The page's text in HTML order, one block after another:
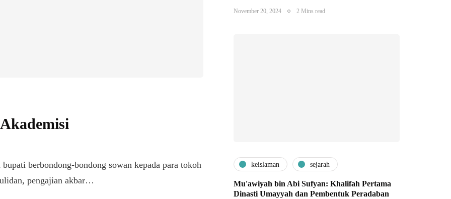
berbondong-bondong sowan kepada para tokoh
pengajian akbar…
November 20, 2024 2 Mins read
keislaman sejarah
Mu'awiyah bin Abi Sufyan: Khalifah Pertama
Dinasti Umayyah dan Pembentuk Peradaban